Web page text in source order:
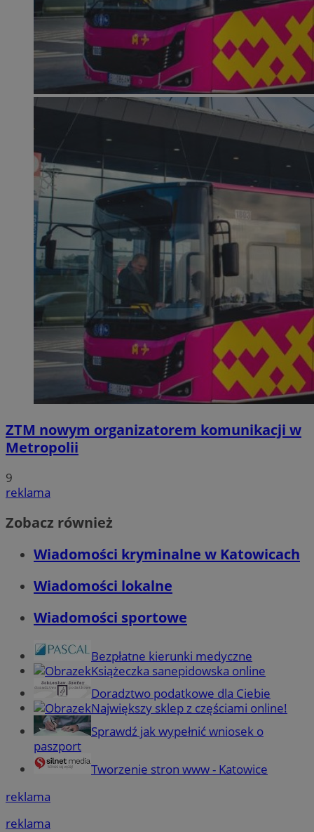
ZTM nowym organizatorem komunikacji w
Metropolii
9
reklama
Zobacz również
Wiadomości kryminalne w Katowicach
Wiadomości lokalne
Wiadomości sportowe
Bezpłatne kierunki medyczne
Książeczka sanepidowska online
Doradztwo podatkowe dla Ciebie
Największy sklep z częściami online!
Sprawdź jak wypełnić wniosek o
paszport
Tworzenie stron www - Katowice
reklama
reklama